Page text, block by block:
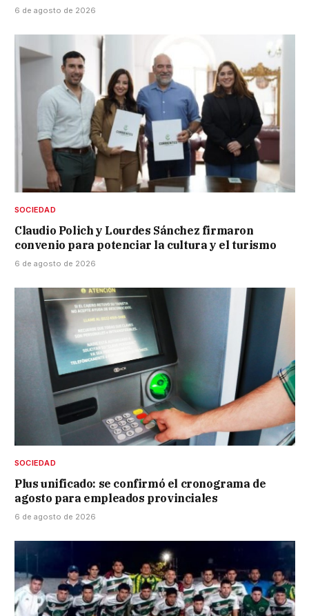
6 de agosto de 2026
SOCIEDAD
Claudio Polich y Lourdes Sánchez firmaron
convenio para potenciar la cultura y el turismo
6 de agosto de 2026
SOCIEDAD
Plus unificado: se confirmó el cronograma de
agosto para empleados provinciales
6 de agosto de 2026